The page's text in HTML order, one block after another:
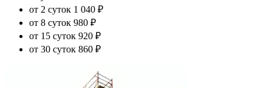
от 2 суток 1 040 ₽
от 8 суток 980 ₽
от 15 суток 920 ₽
от 30 суток 860 ₽